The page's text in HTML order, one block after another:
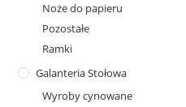
Noże do papieru
Pozostałe
Ramki
Galanteria Stołowa
Wyroby cynowane